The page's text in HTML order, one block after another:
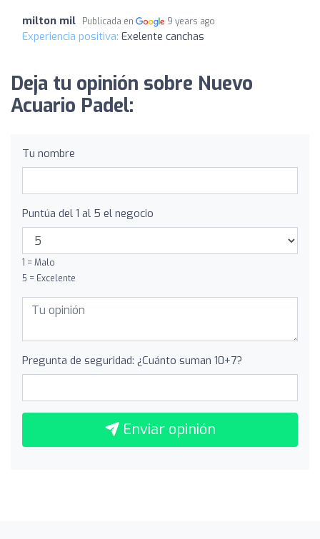
milton mil Publicada en 9 years ago
Experiencia positiva: Exelente canchas
Deja tu opinión sobre Nuevo
Acuario Padel:
Tu nombre
Puntúa del 1 al 5 el negocio
1 = Malo
5 = Excelente
Pregunta de seguridad: ¿Cuánto suman 10+7?
Enviar opinión